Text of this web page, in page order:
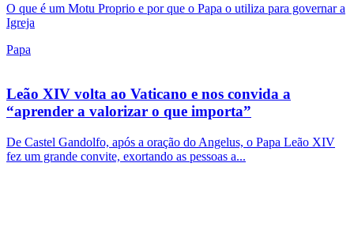
O que é um Motu Proprio e por que o Papa o utiliza para governar a
Igreja
Papa
Leão XIV volta ao Vaticano e nos convida a
“aprender a valorizar o que importa”
De Castel Gandolfo, após a oração do Angelus, o Papa Leão XIV
fez um grande convite, exortando as pessoas a...